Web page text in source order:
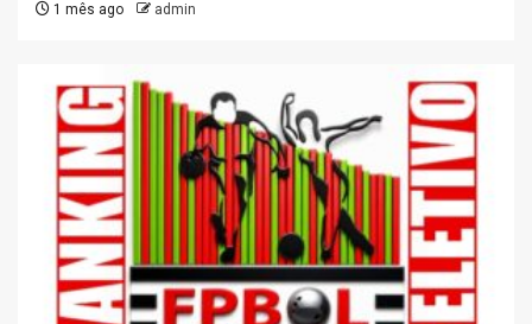
1 mês ago admin